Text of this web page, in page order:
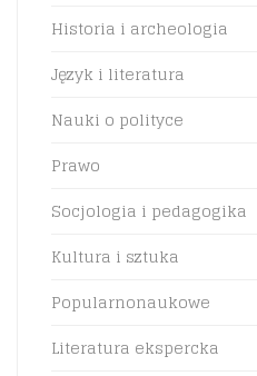
Historia i archeologia
Język i literatura
Nauki o polityce
Prawo
Socjologia i pedagogika
Kultura i sztuka
Popularnonaukowe
Literatura ekspercka